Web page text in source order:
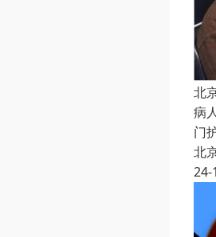
北
病
门
北
24-